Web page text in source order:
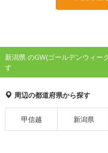
新潟県 のGW(ゴールデンウィー
す
周辺の都道府県から探す
甲信越 新潟県